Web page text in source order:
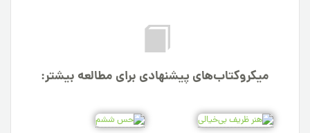
میکروکتاب‌های پیشنهادی برای مطالعه بیشتر: